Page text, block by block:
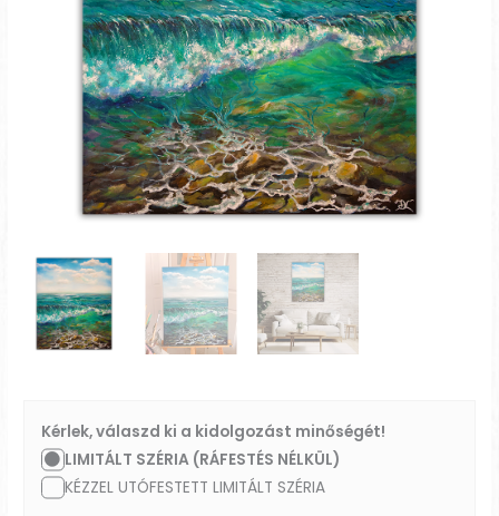
Kérlek, válaszd ki a kidolgozást minőségét!
LIMITÁLT SZÉRIA (RÁFESTÉS NÉLKÜL)
KÉZZEL UTÓFESTETT LIMITÁLT SZÉRIA